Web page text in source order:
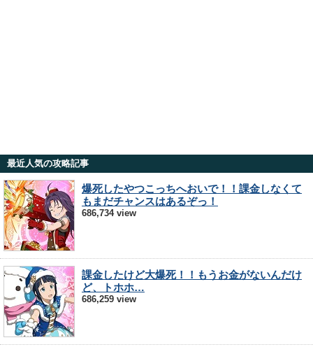
最近人気の攻略記事
爆死したやつこっちへおいで！！課金しなくて
もまだチャンスはあるぞっ！
686,734 view
課金したけど大爆死！！もうお金がないんだけ
ど、トホホ…
686,259 view